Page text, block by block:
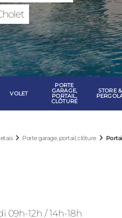
du
VOLET
PORTE
GARAGE,
PORTAIL,
CLÔTURE
STORE &
Porte garage, portail, clôture
09h-12h / 14h-18h